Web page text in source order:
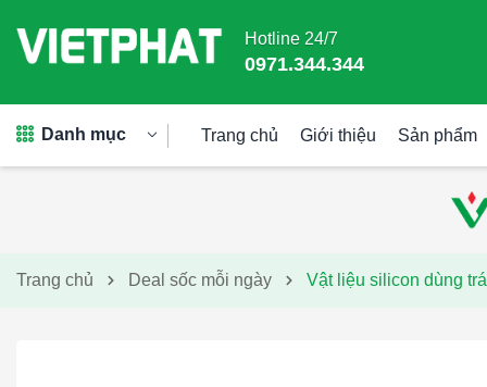
Hotline 24/7
0971.344.344
Danh mục Trang chủ Giới thiệu Sản phẩm
Trang chủ Deal sốc mỗi ngày Vật liệu silicon dùng